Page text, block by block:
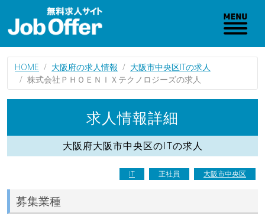
HOME 大阪府の求人情報
大阪市中央区ITの求人
株式会社ＰＨＯＥＮＩＸテクノロジーズの求人
求人情報詳細
大阪府大阪市中央区のITの求人
IT 正社員 大阪市中央区
募集業種